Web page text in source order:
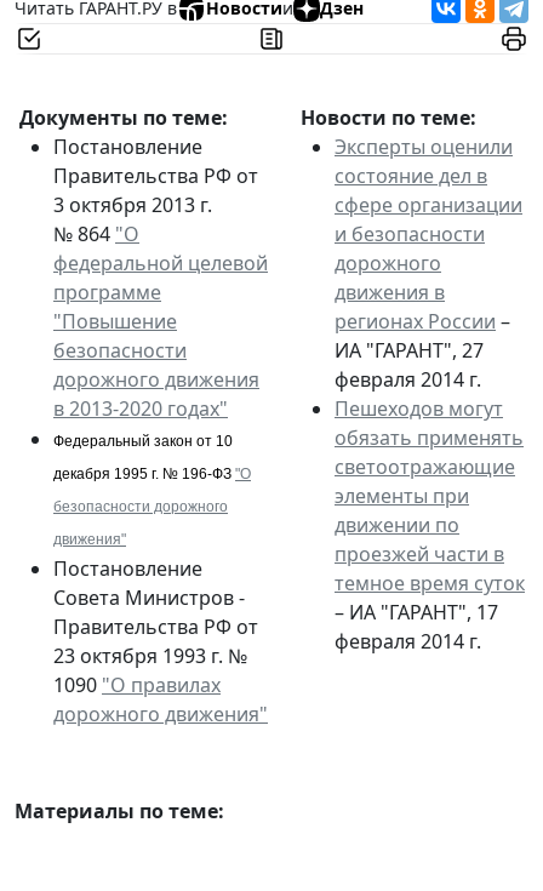
Читать ГАРАНТ.РУ в Новостии Дзен
Документы по теме:
Новости по теме:
Постановление
Правительства РФ от
3 октября 2013 г.
№ 864 "О
федеральной целевой
программе
"Повышение
безопасности
дорожного движения
в 2013-2020 годах"
Федеральный закон от 10
декабря 1995 г. № 196-ФЗ "О
безопасности дорожного
движения"
Постановление
Совета Министров -
Правительства РФ от
23 октября 1993 г. №
1090 "О правилах
дорожного движения"
Эксперты оценили
состояние дел в
сфере организации
и безопасности
дорожного
движения в
регионах России –
ИА "ГАРАНТ", 27
февраля 2014 г.
Пешеходов могут
обязать применять
светоотражающие
элементы при
движении по
проезжей части в
темное время суток
– ИА "ГАРАНТ", 17
февраля 2014 г.
Материалы по теме: